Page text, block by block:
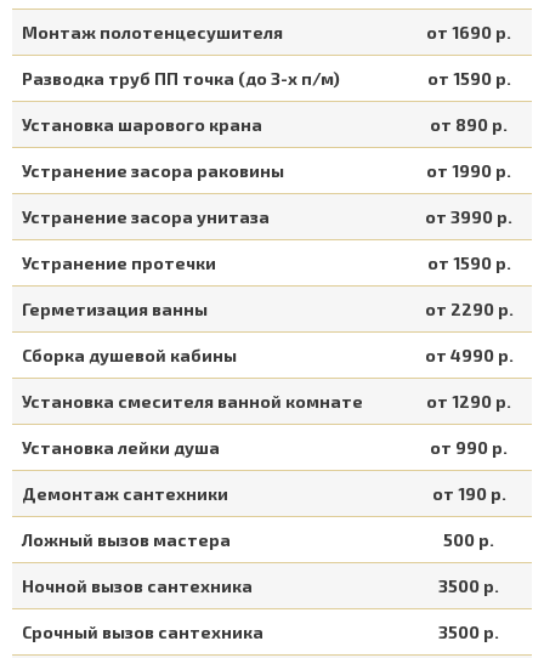
Монтаж полотенцесушителя от 1690 р.
Разводка труб ПП точка (до 3-х п/м) от 1590 р.
Установка шарового крана от 890 р.
Устранение засора раковины от 1990 р.
Устранение засора унитаза от 3990 р.
Устранение протечки от 1590 р.
Герметизация ванны от 2290 р.
Сборка душевой кабины от 4990 р.
Установка смесителя ванной комнате от 1290 р.
Установка лейки душа от 990 р.
Демонтаж сантехники от 190 р.
Ложный вызов мастера 500 р.
Ночной вызов сантехника 3500 р.
Срочный вызов сантехника 3500 р.